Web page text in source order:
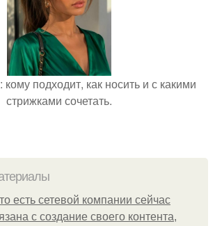
подходит, как носить и с какими
стрижками сочетать.
есть сетевой компании сейчас
с создание своего контента,